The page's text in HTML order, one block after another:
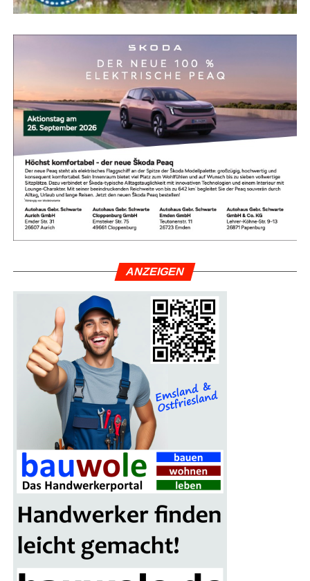
Attrak­ti­ve Früh­bu­cher-Rabat­te und spe­zi­ell kal­ku­lier­te
Um Ent­täu­schun­gen zu ver­mei­den, emp­fiehlt sich die
Nut­zung geprüf­ter Bewer­tungs­por­ta­le. Wer auf aktu­el­le
Aus­zeich­nun­gen ach­tet und Erfah­rungs­be­rich­te ande­rer
Kun­den gezielt liest, mini­miert Risi­ken und fin­det exakt
das Hotel, das zu den Bedürf­nis­sen der eige­nen Rei­se­
kon­stel­la­ti­on passt.
Fazit: Mit rich­ti­ger Pla­nung zum
per­fek­ten Familienurlaub
Die Tür­kei bleibt eine abso­lu­te Erst­emp­feh­lung für Fami­li­
der und fas­zi­nie­ren­de kul­tu­rel­le High­lights mit­ein­an­der
ver­bin­den möch­ten. Die Erfolgs­for­mel für den per­fek­ten
Urlaub lau­tet: recht­zei­tig pla­nen, auf ent­schei­den­de Aus­
stat­tungs­merk­ma­le ach­ten und Früh­bu­cher- sowie Flex-
Optio­nen sichern. Dann steht einer erhol­sa­men Aus­zeit
voll unver­gess­li­cher Momen­te nichts im Wege.
Tipp zur Buchung: Nut­zen Sie per­
sön­li­che Bera­tung vor Ort
Gibt es Unsi­cher­hei­ten, wel­ches Resort oder wel­che
Regi­on am bes­ten passt? Erfah­re­ne Rei­se-Exper­ten
unter­stüt­zen ger­ne bei der Aus­wahl. Die Pro­fis von
land PRO­FiL Rei­senken­nen die bes­ten Fami­li­en­ho­tels
per­sön­lich und bera­ten indi­vi­du­ell zu kin­der­freund­li­chen
Anla­gen, opti­ma­len Flug­zei­ten und fle­xi­blen
Tarifoptionen.
Besu­chen Sie die Rei­se-Exper­ten vor Ort in den
ANZEI­GEN